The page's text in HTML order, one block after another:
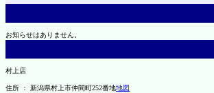
お知らせはありません。
村上店
住所 ： 新潟県村上市仲間町252番地地図